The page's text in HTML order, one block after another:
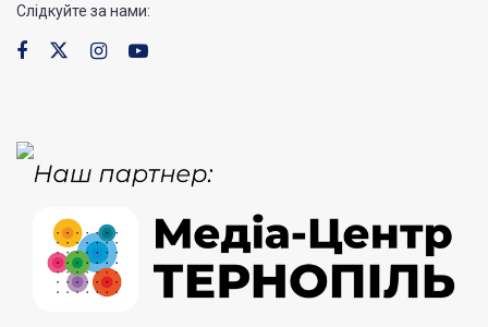
Слідкуйте за нами: